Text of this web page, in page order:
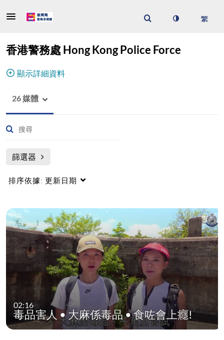
香港警務處 Hong Kong Police Force
顯示詳細資料
26 媒體
篩選器
排序依據: 更新日期
02:16
毒品害人 • 大麻係毒品 • 食咗會上癮!